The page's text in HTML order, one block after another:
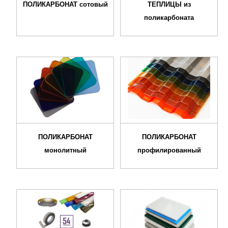
ПОЛИКАРБОНАТ сотовый
ТЕПЛИЦЫ из
поликарбоната
ПОЛИКАРБОНАТ
монолитный
ПОЛИКАРБОНАТ
профилированный